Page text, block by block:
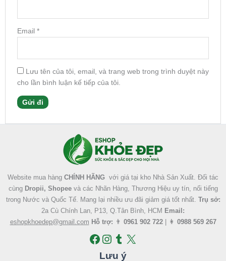
Email *
Lưu tên của tôi, email, và trang web trong trình duyệt này
cho lần bình luận kế tiếp của tôi.
Website mua hàng CHÍNH HÃNG với giá tại kho Nhà Sản Xuất. Đối tác
cùng Dropii, Shopeevà các Nhãn Hàng, Thương Hiệu uy tín, nổi tiếng
trong Nước và Quốc Tế. Mang lại nhiều ưu đãi giảm giá tốt nhất. Trụ sở:
2a Cù Chính Lan, P13, Q.Tân Bình, HCM Email:
eshopkhoedep@gmail.com Hỗ trợ: 👨 0961 902 722| 👩 0988 569 267
Lưu ý